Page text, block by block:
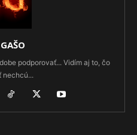
podporovať... Vidím aj to, čo
nechcú...